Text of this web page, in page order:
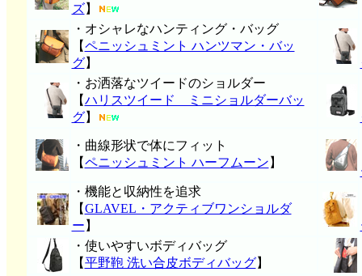
ズ】
・オシャレなハンティング・バッグ
【ペニッシュミント ハンツマン・バッ
グ】
・お洒落なツイードのショルダー
【ハリスツイード ミニショルダーバッ
グ】
・曲線形状で体にフィット
【ペニッシュミント ハーフムーン 】
・機能と収納性を追求
【GLAVEL・アクティブワンショルダ
ー 】
・使いやすいボディバッグ
【平野鞄 洗い合皮ボディバッグ】